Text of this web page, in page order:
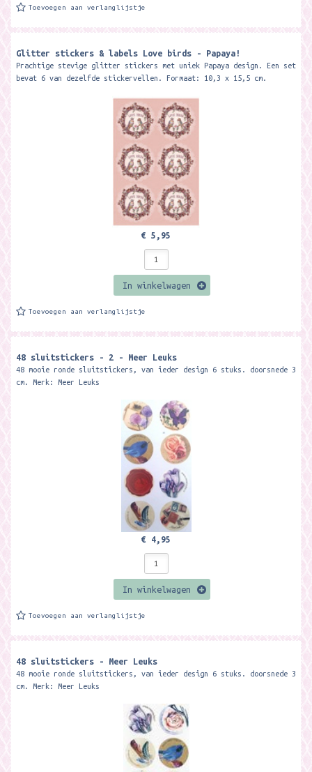
Toevoegen aan verlanglijstje
Glitter stickers & labels Love birds - Papaya!
Prachtige stevige glitter stickers met uniek Papaya design. Een set
bevat 6 van dezelfde stickervellen. Formaat: 10,3 x 15,5 cm.
€ 5,95
In winkelwagen
Toevoegen aan verlanglijstje
48 sluitstickers - 2 - Meer Leuks
48 mooie ronde sluitstickers, van ieder design 6 stuks. doorsnede 3
cm. Merk: Meer Leuks
€ 4,95
In winkelwagen
Toevoegen aan verlanglijstje
48 sluitstickers - Meer Leuks
48 mooie ronde sluitstickers, van ieder design 6 stuks. doorsnede 3
cm. Merk: Meer Leuks